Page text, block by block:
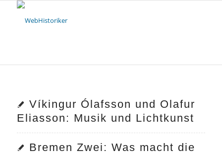
Víkingur Ólafsson und Olafur
Eliasson: Musik und Lichtkunst
Bremen Zwei: Was macht die